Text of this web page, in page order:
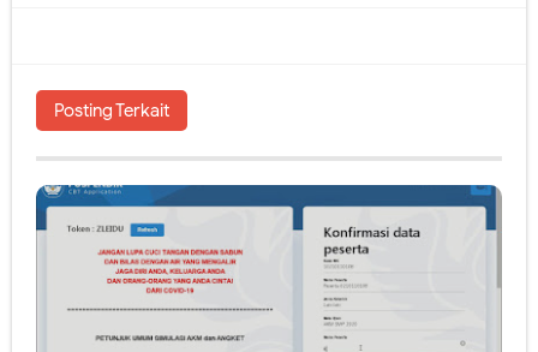
Posting Terkait